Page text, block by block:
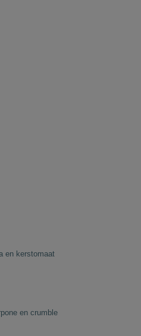
en kerstomaat
en crumble